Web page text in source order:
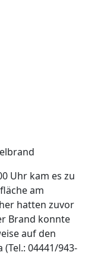
Uhr kam es zu
am
hatten zuvor
Brand konnte
auf den
04441/943-